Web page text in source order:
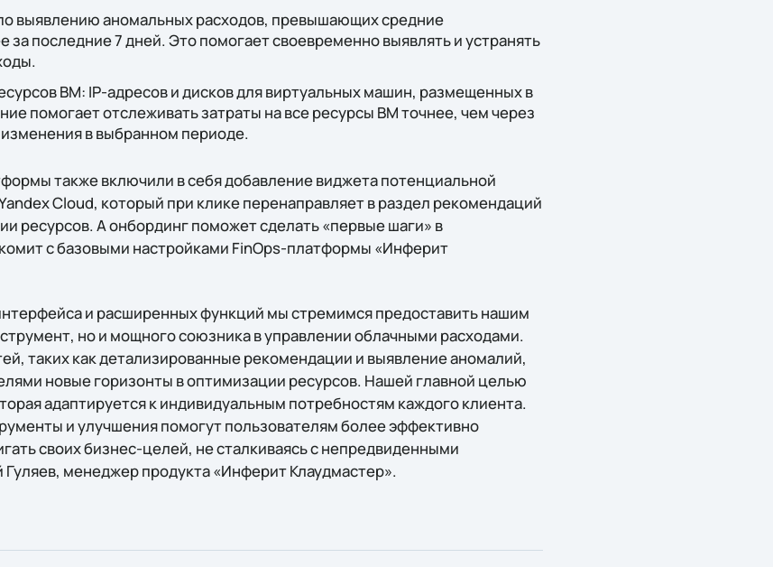
выявлению аномальных расходов, превышающих средние
за последние 7 дней. Это помогает своевременно выявлять и устранять
ВМ: IP-адресов и дисков для виртуальных машин, размещенных в
помогает отслеживать затраты на все ресурсы ВМ точнее, чем через
в выбранном периоде.
также включили в себя добавление виджета потенциальной
Cloud, который при клике перенаправляет в раздел рекомендаций
ресурсов. А онбординг поможет сделать «первые шаги» в
с базовыми настройками FinOps-платформы «Инферит
и расширенных функций мы стремимся предоставить нашим
но и мощного союзника в управлении облачными расходами.
таких как детализированные рекомендации и выявление аномалий,
новые горизонты в оптимизации ресурсов. Нашей главной целью
адаптируется к индивидуальным потребностям каждого клиента.
и улучшения помогут пользователям более эффективно
своих бизнес-целей, не сталкиваясь с непредвиденными
Гуляев, менеджер продукта «Инферит Клаудмастер».